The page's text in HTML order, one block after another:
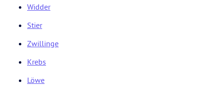
Widder
Stier
Zwillinge
Krebs
Löwe